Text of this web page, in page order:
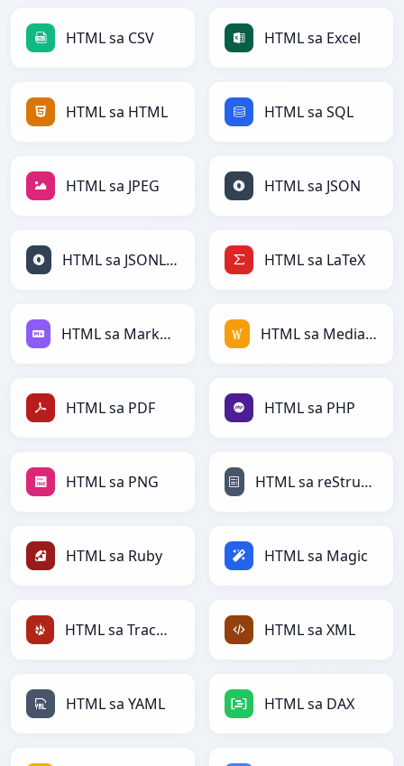
HTML sa CSV HTML sa Excel
HTML sa HTML HTML sa SQL
HTML sa JPEG HTML sa JSON
HTML sa JSONLines HTML sa LaTeX
HTML sa Markdown HTML sa MediaWiki
HTML sa PDF HTML sa PHP
HTML sa PNG HTML sa reStructuredText
HTML sa Ruby HTML sa Magic
HTML sa TracWiki HTML sa XML
HTML sa YAML HTML sa DAX